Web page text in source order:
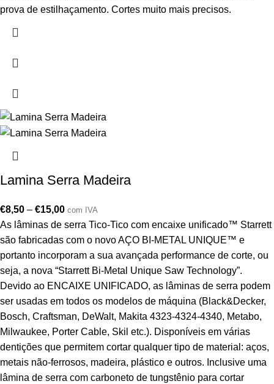
prova de estilhaçamento. Cortes muito mais precisos.
Lamina Serra Madeira
€8,50 – €15,00 com IVA
As lâminas de serra Tico-Tico com encaixe unificado™ Starrett
são fabricadas com o novo AÇO BI-METAL UNIQUE™ e
portanto incorporam a sua avançada performance de corte, ou
seja, a nova “Starrett Bi-Metal Unique Saw Technology”.
Devido ao ENCAIXE UNIFICADO, as lâminas de serra podem
ser usadas em todos os modelos de máquina (Black&Decker,
Bosch, Craftsman, DeWalt, Makita 4323-4324-4340, Metabo,
Milwaukee, Porter Cable, Skil etc.). Disponíveis em várias
dentições que permitem cortar qualquer tipo de material: aços,
metais não-ferrosos, madeira, plástico e outros. Inclusive uma
lâmina de serra com carboneto de tungstênio para cortar